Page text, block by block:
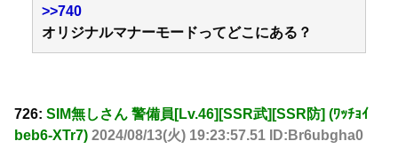
>>740
オリジナルマナーモードってどこにある？
726: SIM無しさん 警備員[Lv.46][SSR武][SSR防] (ﾜｯﾁｮｲ
beb6-XTr7) 2024/08/13(火) 19:23:57.51 ID:Br6ubgha0